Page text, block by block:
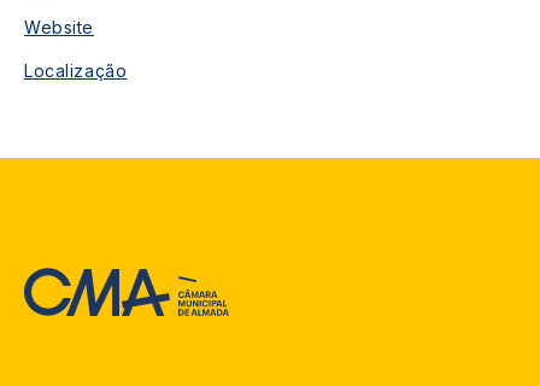
Website
Localização